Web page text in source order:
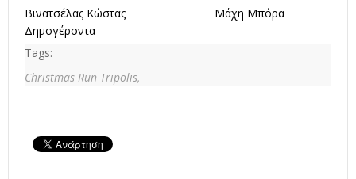
Βινατσέλας Κώστας Μάχη Μπόρα
Δημογέροντα
Tags:
Christmas Run Tripolis,